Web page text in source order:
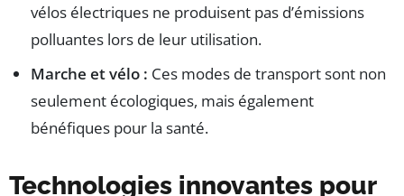
vélos électriques ne produisent pas d’émissions
polluantes lors de leur utilisation.
Marche et vélo : Ces modes de transport sont non
seulement écologiques, mais également
bénéfiques pour la santé.
Technologies innovantes pour